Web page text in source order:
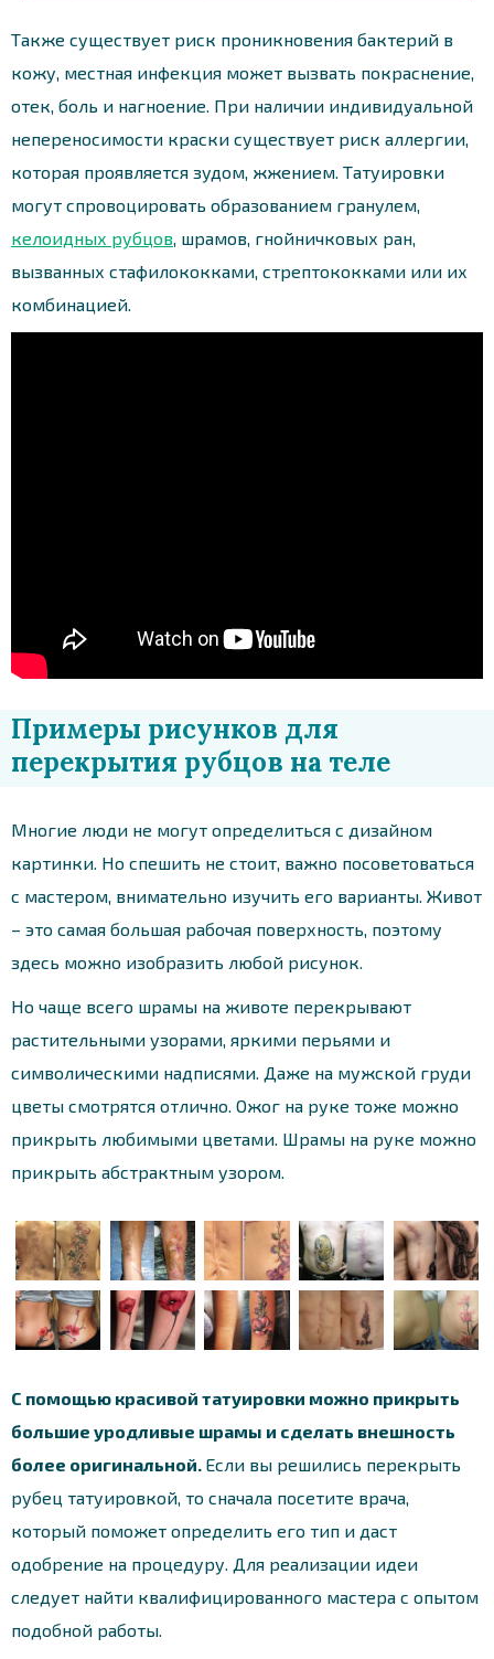
Также существует риск проникновения бактерий в
кожу, местная инфекция может вызвать покраснение,
отек, боль и нагноение. При наличии индивидуальной
непереносимости краски существует риск аллергии,
которая проявляется зудом, жжением. Татуировки
могут спровоцировать образованием гранулем,
келоидных рубцов , шрамов, гнойничковых ран,
вызванных стафилококками, стрептококками или их
комбинацией.
Примеры рисунков для
перекрытия рубцов на теле
Многие люди не могут определиться с дизайном
картинки. Но спешить не стоит, важно посоветоваться
с мастером, внимательно изучить его варианты. Живот
– это самая большая рабочая поверхность, поэтому
здесь можно изобразить любой рисунок.
Но чаще всего шрамы на животе перекрывают
растительными узорами, яркими перьями и
символическими надписями. Даже на мужской груди
цветы смотрятся отлично. Ожог на руке тоже можно
прикрыть любимыми цветами. Шрамы на руке можно
прикрыть абстрактным узором.
С помощью красивой татуировки можно прикрыть
большие уродливые шрамы и сделать внешность
более оригинальной. Если вы решились перекрыть
рубец татуировкой, то сначала посетите врача,
который поможет определить его тип и даст
одобрение на процедуру. Для реализации идеи
следует найти квалифицированного мастера с опытом
подобной работы.